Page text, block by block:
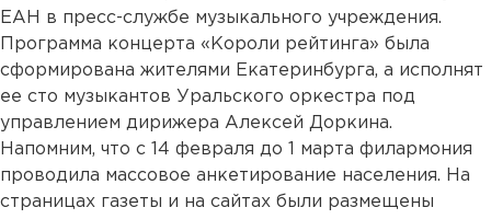
ЕАН в пресс-службе музыкального учреждения.
Программа концерта «Короли рейтинга» была
сформирована жителями Екатеринбурга, а исполнят
ее сто музыкантов Уральского оркестра под
управлением дирижера Алексей Доркина.
Напомним, что с 14 февраля до 1 марта филармония
проводила массовое анкетирование населения. На
страницах газеты и на сайтах были размещены